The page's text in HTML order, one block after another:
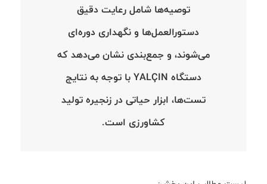
توصیه‌ها شامل رعایت دقیق
دستورالعمل‌ها و نگهداری دوره‌ای
می‌شوند، و جمع‌بندی نشان می‌دهد که
دستگاه YALÇIN با توجه به نتایج
تست‌ها، ابزار حیاتی در زنجیره تولید
کشاورزی است.